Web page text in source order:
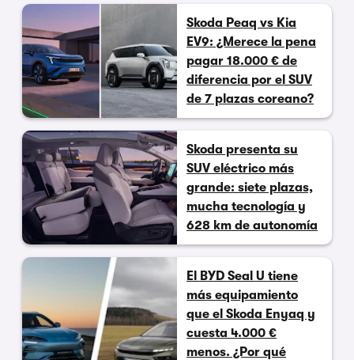
Skoda Peaq vs Kia
EV9: ¿Merece la pena
pagar 18.000 € de
diferencia por el SUV
de 7 plazas coreano?
Skoda presenta su
SUV eléctrico más
grande: siete plazas,
mucha tecnología y
628 km de autonomía
El BYD Seal U tiene
más equipamiento
que el Skoda Enyaq y
cuesta 4.000 €
menos. ¿Por qué